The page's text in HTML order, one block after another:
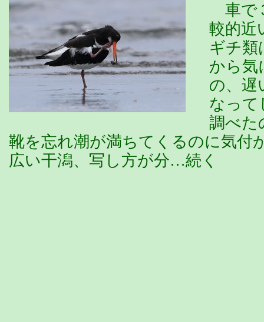
車で
較的近
ギチ類
から気
の、遅
なっ
調べた
靴を忘れ潮が満ちてくるのに気
広い干潟、写し方が分…続く